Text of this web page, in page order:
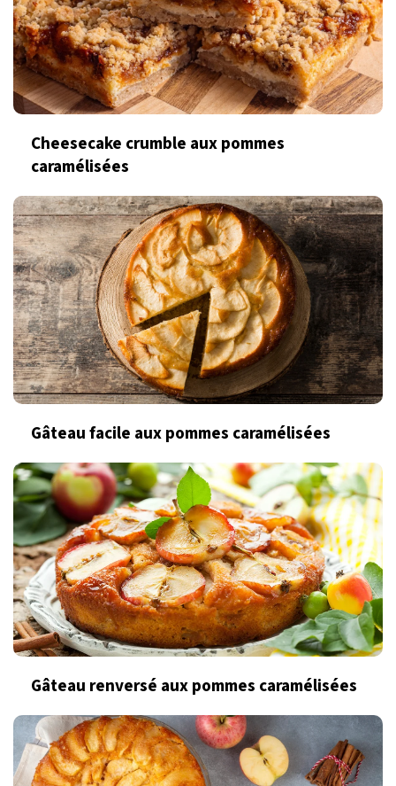
Cheesecake crumble aux pommes
caramélisées
Gâteau facile aux pommes caramélisées
Gâteau renversé aux pommes caramélisées